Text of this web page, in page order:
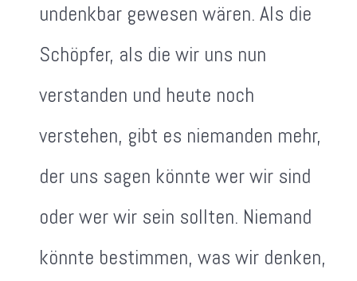
undenkbar gewesen wären. Als die
Schöpfer, als die wir uns nun
verstanden und heute noch
verstehen, gibt es niemanden mehr,
der uns sagen könnte wer wir sind
oder wer wir sein sollten. Niemand
könnte bestimmen, was wir denken,